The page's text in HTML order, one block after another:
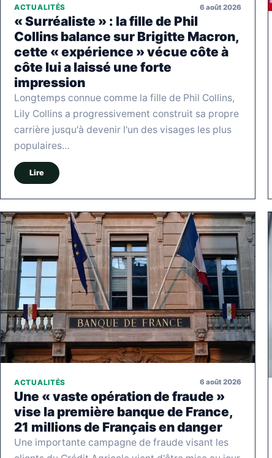
ACTUALITÉS 6 août 2026
« Surréaliste » : la fille de Phil
Collins balance sur Brigitte Macron,
cette « expérience » vécue côte à
côte lui a laissé une forte
impression
Longtemps connue comme la fille de Phil Collins,
Lily Collins a progressivement construit sa propre
carrière jusqu'à devenir l'un des visages les plus
populaires…
Lire
ACTUALITÉS 6 août 2026
Une « vaste opération de fraude »
vise la première banque de France,
21 millions de Français en danger
Une importante campagne de fraude visant les